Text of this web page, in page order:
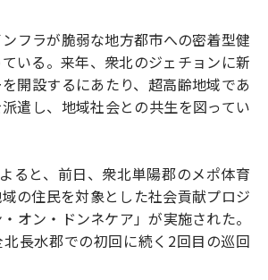
フラが脆弱な地方都市への密着型健
いる。来年、衆北のジェチョンに新
開設するにあたり、超高齢地域であ
遣し、地域社会との共生を図ってい
ると、前日、衆北単陽郡のメポ体育
の住民を対象とした社会貢献プロジ
オン・ドンネケア」が実施された。
長水郡での初回に続く2回目の巡回